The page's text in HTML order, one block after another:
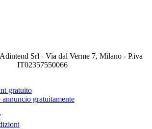
Srl - Via dal Verme 7, Milano - P.iva
IT02357550066
gratuito
gratuitamente